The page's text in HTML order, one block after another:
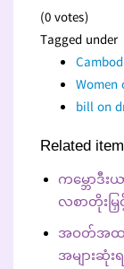
(0 votes)
Tagged under
Women
bill on
Related
ကမ္ဘောဒီး
လစာတိုးမြှ
အဝတ်အထ
အများဆုံး